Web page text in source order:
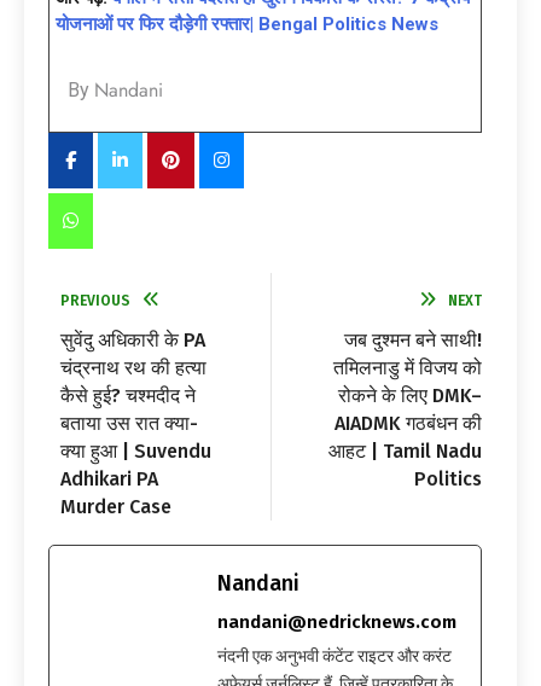
योजनाओं पर फिर दौड़ेगी रफ्तार| Bengal Politics News
By Nandani
PREVIOUS
सुवेंदु अधिकारी के PA
चंद्रनाथ रथ की हत्या
कैसे हुई? चश्मदीद ने
बताया उस रात क्या-
क्या हुआ | Suvendu
Adhikari PA
Murder Case
NEXT
जब दुश्मन बने साथी!
तमिलनाडु में विजय को
रोकने के लिए DMK–
AIADMK गठबंधन की
आहट | Tamil Nadu
Politics
Nandani
nandani@nedricknews.com
नंदनी एक अनुभवी कंटेंट राइटर और करंट